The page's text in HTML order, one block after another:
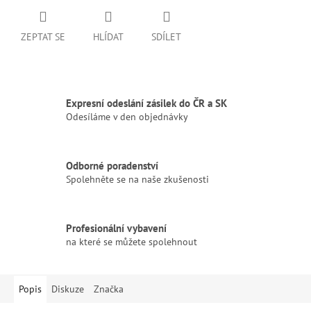
ZEPTAT SE HLÍDAT SDÍLET
Expresní odeslání zásilek do ČR a SK
Odesíláme v den objednávky
Odborné poradenství
Spolehněte se na naše zkušenosti
Profesionální vybavení
na které se můžete spolehnout
Popis Diskuze Značka